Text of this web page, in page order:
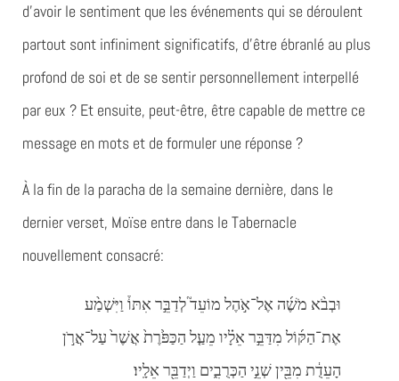
d’avoir le sentiment que les événements qui se déroulent
partout sont infiniment significatifs, d’être ébranlé au plus
profond de soi et de se sentir personnellement interpellé
par eux ? Et ensuite, peut-être, être capable de mettre ce
message en mots et de formuler une réponse ?
À la fin de la paracha de la semaine dernière, dans le
dernier verset, Moïse entre dans le Tabernacle
nouvellement consacré:
וּבְבֹ֨א מֹשֶׁ֜ה אֶל־אֹ֣הֶל מוֹעֵד֮ לְדַבֵּ֣ר אִתּוֹ֒ וַיִּשְׁמַ֨ע
אֶת־הַקּ֜וֹל מִדַּבֵּ֣ר אֵלָ֗יו מֵעַ֤ל הַכַּפֹּ֙רֶת֙ אֲשֶׁר֙ עַל־אֲרֹ֣ן
הָעֵדֻ֔ת מִבֵּ֖ין שְׁנֵ֣י הַכְּרֻבִ֑ים וַיְדַבֵּ֖ר אֵלָֽיו׃